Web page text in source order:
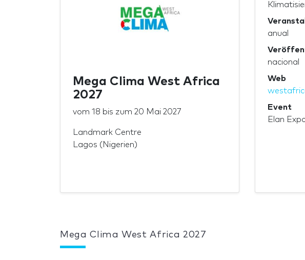
Mega Clima West Africa
2027
vom 18 bis zum 20 Mai 2027
Landmark Centre
Lagos (Nigerien)
anual
nacional
Web
Event
Elan
Mega Clima West Africa 2027